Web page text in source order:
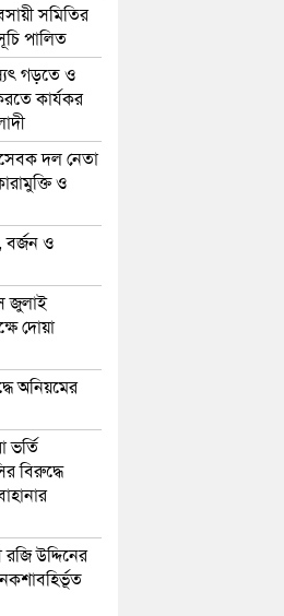
সমিতির
পালিত
গড়তে ও
কার্যকর
দল নেতা
ও
বর্জন ও
জুলাই
দোয়া
অনিয়মের
ভর্তি
বিরুদ্ধে
রজি উদ্দিনের